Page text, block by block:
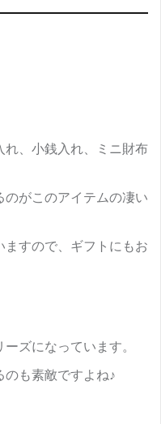
れ、小銭入れ、ミニ財布
がこのアイテムの凄い
ますので、ギフトにもお
ズになっています。
のも素敵ですよね♪